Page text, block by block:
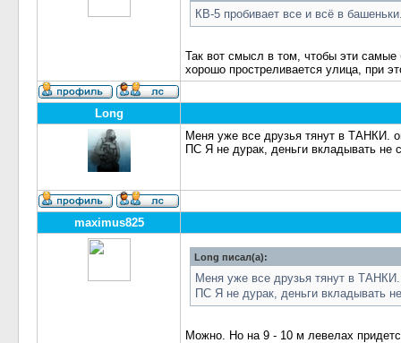
КВ-5 пробивает все и всё в
Так вот смысл в том, чтобы эти самые
хорошо простреливается улица, при
Long
Меня уже все друзья тянут в ТАНКИ.
ПС Я не дурак, деньги вкладывать не
maximus825
Long писал(а):
Меня уже все друзья тянут в ТАНКИ.
ПС Я не дурак, деньги вкладывать
Можно. Но на 9 - 10 м левелах